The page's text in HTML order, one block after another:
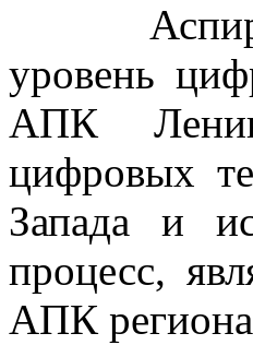
уровень
АПК
цифровых
Запада и
процесс,
АПК